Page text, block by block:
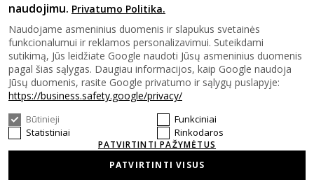
Sekite mus
© 2026 SAVASHOME Visos teises saugomos.
naudojimu. Privatumo Politika.
Naudojame asmeninius duomenis ir slapukus svetainės
funkcionalumui ir reklamos personalizavimui. Suteikdami
sutikimą, Jūs leidžiate Google naudoti Jūsų asmeninius duomenis
pagal šias sąlygas. Daugiau informacijos, kaip Google naudoja
Jūsų duomenis, rasite Google privatumo ir sąlygų puslapyje:
https://business.safety.google/privacy/
Būtinieji
Funkciniai
Statistiniai
Rinkodaros
PATVIRTINTI PAŽYMĖTUS
PATVIRTINTI VISUS